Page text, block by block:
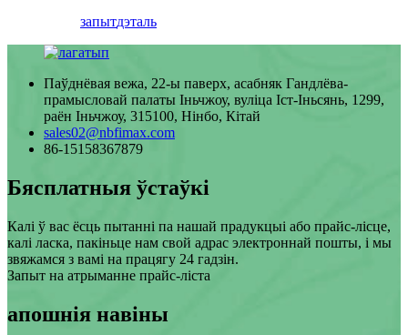
запытдэталь
Паўднёвая вежа, 22-ы паверх, асабняк Гандлёва-
прамысловай палаты Іньчжоу, вуліца Іст-Іньсянь, 1299,
раён Іньчжоу, 315100, Нінбо, Кітай
sales02@nbfimax.com
86-15158367879
Бясплатныя ўстаўкі
Калі ў вас ёсць пытанні па нашай прадукцыі або прайс-лісце,
калі ласка, пакіньце нам свой адрас электроннай пошты, і мы
звяжамся з вамі на працягу 24 гадзін.
Запыт на атрыманне прайс-ліста
апошнія навіны